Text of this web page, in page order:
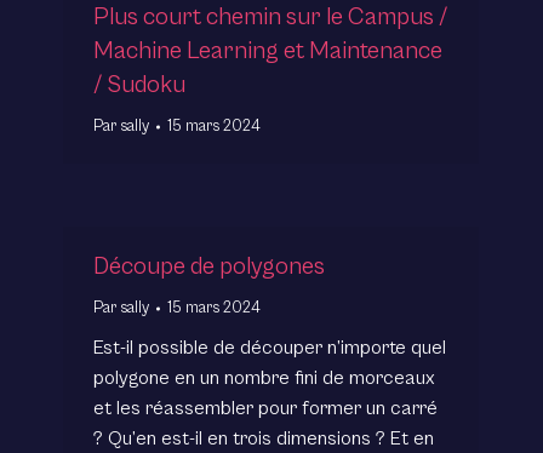
Plus court chemin sur le Campus /
Machine Learning et Maintenance
/ Sudoku
Par sally 15 mars 2024
Découpe de polygones
Par sally 15 mars 2024
Est-il possible de découper n’importe quel
polygone en un nombre fini de morceaux
et les réassembler pour former un carré
? Qu’en est-il en trois dimensions ? Et en